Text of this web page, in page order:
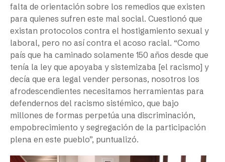
falta de orientación sobre los remedios que existen
para quienes sufren este mal social. Cuestionó que
existan protocolos contra el hostigamiento sexual y
laboral, pero no así contra el acoso racial. “Como
país que ha caminado solamente 150 años desde que
tenía la ley que apoyaba y sistemizaba [el racismo] y
decía que era legal vender personas, nosotros los
afrodescendientes necesitamos herramientas para
defendernos del racismo sistémico, que bajo
millones de formas perpetúa una discriminación,
empobrecimiento y segregación de la participación
plena en este pueblo”, puntualizó.